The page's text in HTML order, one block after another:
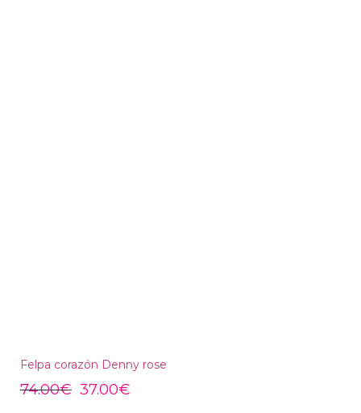
Felpa corazón Denny rose
74.00€ 37.00€